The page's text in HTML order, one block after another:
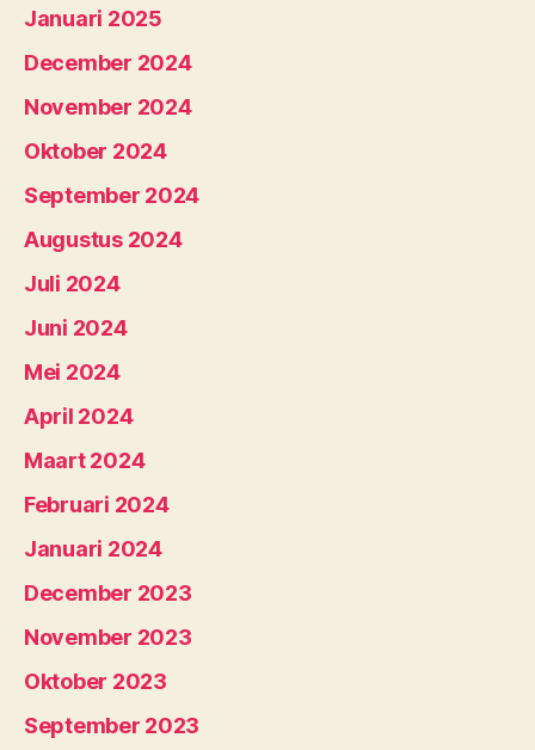
Januari 2025
December 2024
November 2024
Oktober 2024
September 2024
Augustus 2024
Juli 2024
Juni 2024
Mei 2024
April 2024
Maart 2024
Februari 2024
Januari 2024
December 2023
November 2023
Oktober 2023
September 2023